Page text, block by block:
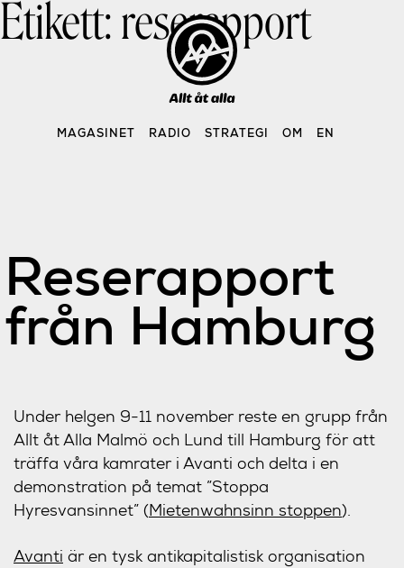
Skip
MAGASINET RADIO STRATEGI OM EN
Etikett:reserapport
Reserapport
från Hamburg
Under helgen 9-11 november reste en grupp från
Allt åt Alla Malmö och Lund till Hamburg för att
träffa våra kamrater i Avanti och delta i en
demonstration på temat ”Stoppa
Hyresvansinnet” (Mietenwahnsinn stoppen).
Avanti är en tysk antikapitalistisk organisation